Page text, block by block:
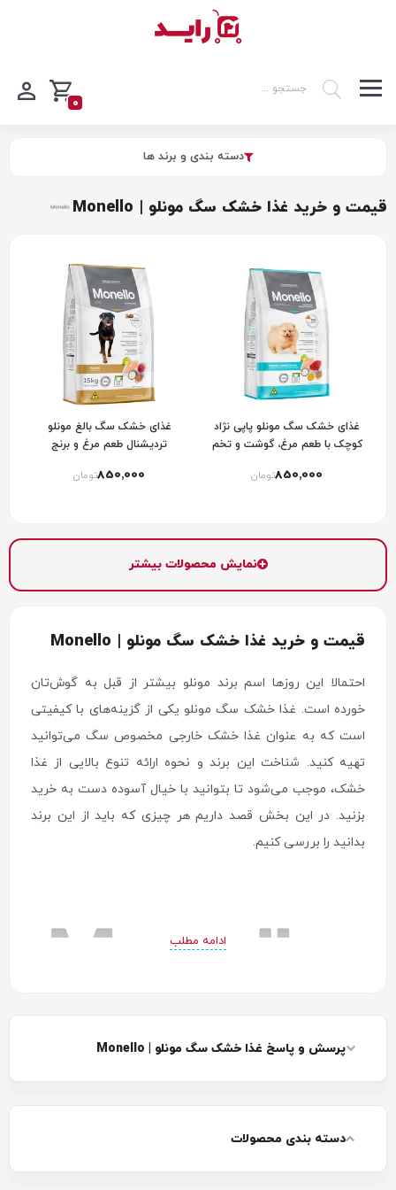
0
دسته بندی و برند ها
قیمت و خرید غذا خشک سگ مونلو | Monello
غذای خشک سگ مونلو پاپی نژاد
کوچک با طعم مرغ، گوشت و تخم
850٬000تومان
غذای خشک سگ بالغ مونلو
تردیشنال طعم مرغ و برنج
Rice
850٬000تومان
نمایش محصولات بیشتر
قیمت و خرید غذا خشک سگ مونلو | Monello
احتمالا این روزها اسم برند مونلو بیشتر از قبل به گوش‌تان
خورده است. غذا خشک سگ مونلو یکی از گزینه‌های با کیفیتی
است که به عنوان غذا خشک خارجی مخصوص سگ می‌توانید
تهیه کنید. شناخت این برند و نحوه ارائه تنوع بالایی از غذا
خشک، موجب می‌شود تا بتوانید با خیال آسوده دست به خرید
بزنید. در این بخش قصد داریم هر چیزی که باید از این برند
بدانید را بررسی کنیم.
2001 تاسیس شد. جالب است بدانید که مونلو از همان
ادامه مطلب
پرسش و پاسخ غذا خشک سگ مونلو | Monello
دسته بندی محصولات